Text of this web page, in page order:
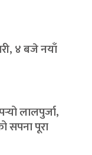
४ बजे नयाँ
लालपुर्जा,
सपना पूरा